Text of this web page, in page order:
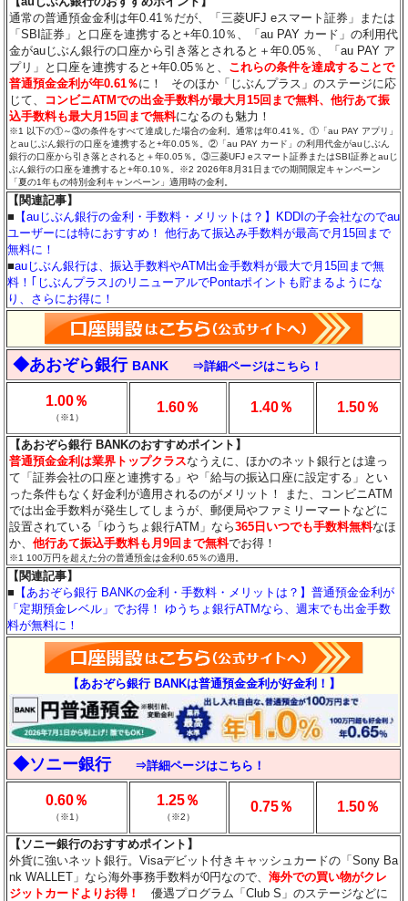
通常の普通預金金利は年0.41％だが、「三菱UFJ eスマート証券」または
「SBI証券」と口座を連携すると+年0.10％、「au PAY カード」の利用代
金がauじぶん銀行の口座から引き落とされると＋年0.05％、「au PAY ア
プリ」と口座を連携すると+年0.05％と、 これらの条件を達成することで
普通預金金利が年0.61％に！
そのほか「じぶんプラス」のステージに応
じて、
コンビニATMでの出金手数料が最大月15回まで無料、他行あて振
込手数料も最大月15回まで無料になるのも魅力！
※1 以下の①～③の条件をすべて達成した場合の金利。通常は年0.41％。①「au PAY アプリ」
とauじぶん銀行の口座を連携すると+年0.05％。②「au PAY カード」の利用代金がauじぶん
銀行の口座から引き落とされると＋年0.05％。③三菱UFJ eスマート証券またはSBI証券とauじ
ぶん銀行の口座を連携すると+年0.10％。※2 2026年8月31日までの期間限定キャンペーン
「夏の1年もの特別金利キャンペーン」適用時の金利。
【関連記事】
■ 【auじぶん銀行の金利・手数料・メリットは？】KDDIの子会社なのでau
ユーザーには特におすすめ！ 他行あて振込み手数料が最高で月15回まで
無料に！
■auじぶん銀行は、振込手数料やATM出金手数料が最大で月15回まで無
料！｢じぶんプラス｣のリニューアルでPontaポイントも貯まるようにな
り、さらにお得に！
◆あおぞら銀行 BANK ⇒詳細ページはこちら！
1.00％
（※1）
1.60％ 1.40％ 1.50％
【あおぞら銀行 BANKのおすすめポイント】
普通預金金利は業界トップクラスなうえに、ほかのネット銀行とは違っ
て「証券会社の口座と連携する」や「給与の振込口座に設定する」とい
った条件もなく好金利が適用されるのがメリット！ また、コンビニATM
では出金手数料が発生してしまうが、郵便局やファミリーマートなどに
設置されている「ゆうちょ銀行ATM」なら365日いつでも手数料無料なほ
か、他行あて振込手数料も月9回まで無料でお得！
※1 100万円を超えた分の普通預金は金利0.65％の適用。
【関連記事】
■ 【あおぞら銀行 BANKの金利・手数料・メリットは？】普通預金金利が
「定期預金レベル」でお得！ ゆうちょ銀行ATMなら、週末でも出金手数
料が無料に！
【あおぞら銀行 BANKは普通預金金利が好金利！】
◆ソニー銀行 ⇒詳細ページはこちら！
0.60％
（※1）
1.25％
（※2）
0.75％ 1.50％
【ソニー銀行のおすすめポイント】
外貨に強いネット銀行。Visaデビット付きキャッシュカードの「Sony Ba
nk WALLET」なら海外事務手数料が0円なので、海外での買い物がクレ
ジットカードよりお得！
優遇プログラム「Club S」のステージなどに